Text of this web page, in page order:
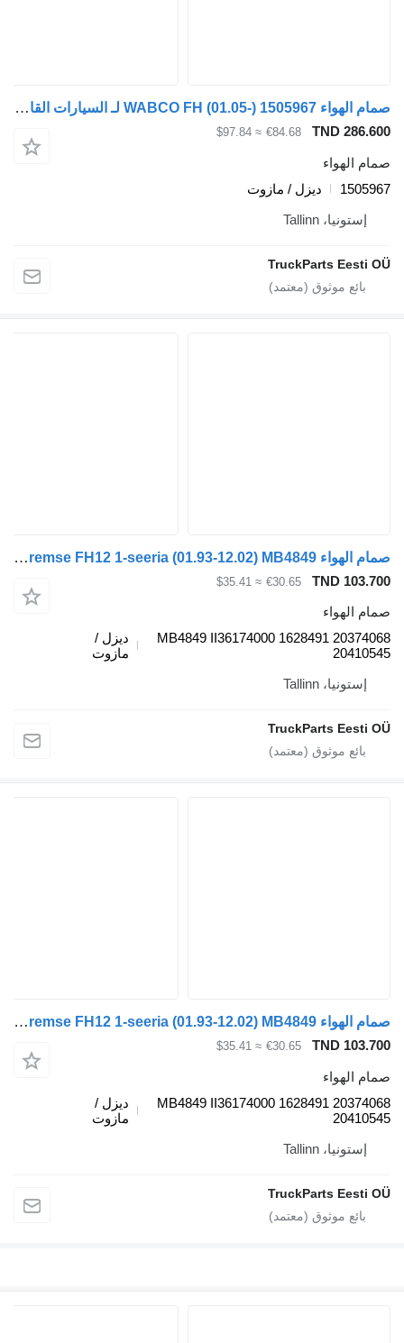
صمام الهواء WABCO FH (01.05-) 1505967 لـ السيارات القاطرة Volvo FH12, FH16, NH12, FH, VNL780 (1993-2014)
TND
€84.68
≈ $97.84
ديزل / مازوت
TruckParts
صمام الهواء Knorr-Bremse FH12 1-seeria (01.93-12.02) MB4849 لـ السيارات القاطرة Volvo FH12, FH16, NH12, FH, VNL780 (1993-2014)
TND
€30.65
≈ $35.41
MB4849 II36174000 1628491
ديزل /
TruckParts
صمام الهواء Knorr-Bremse FH12 1-seeria (01.93-12.02) MB4849 لـ السيارات القاطرة Volvo FH12, FH16, NH12, FH, VNL780 (1993-2014)
TND
€30.65
≈ $35.41
MB4849 II36174000 1628491
ديزل /
TruckParts